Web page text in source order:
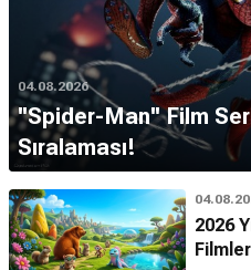
04.08.2026
''Spider-Man'' Film
Sıralaması!
2026